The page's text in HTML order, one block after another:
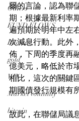
Others
FUND FLOWS
Backtest
gold
VIX
Market volatility
bitcoin
爾的言論，認為聯
期；根據最新利率
遍預期於明年中左
次減息行動。此外
佈，下周的季度再
億美元，略低於市
相比，這次的關鍵
期國債發行規模有
故此，在聯儲局議